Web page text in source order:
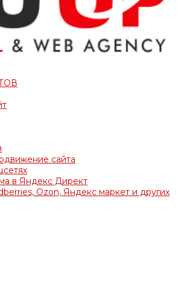
сайта
в Яндекс Директ
Ozon, Яндекс маркет и других